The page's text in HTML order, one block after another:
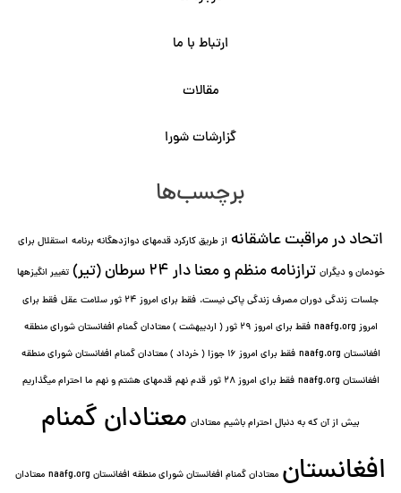
ارتباط با ما
مقالات
گزارشات شورا
برچسب‌ها
اتحاد در مراقبت عاشقانه از طریق کارکرد قدمهای دوازده⁯گانه برنامه استقلال برای
خودمان و دیگران ترازنامه منظم و معنا دار ٢۴ سرطان (تیر)
تغییر انگیزه⁯ها
جلسات زندگی دوران مصرف زندگی پاکی نیست. فقط برای امروز 24 ثور سلامت عقل
فقط برای
امروز naafg.org
فقط برای امروز ٢٩ ثور ( اردیبهشت ) معتادان گمنام افغانستان شورای منطقه
افغانستان naafg.org
فقط برای امروز ۱۶ جوزا ( خرداد ) معتادان گمنام افغانستان شورای منطقه
افغانستان naafg.org
فقط برای امروز ۲۸ ثور قدم نهم قدمهای هشتم و نهم ما احترام میگذاریم
بیش از آن که به دنبال احترام باشیم معتادان معتادان گمنام
افغانستان معتادان گمنام افغانستان شورای منطقه افغانستان naafg.org معتادان